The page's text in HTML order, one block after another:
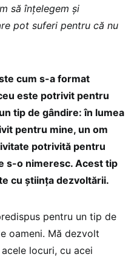
să înțelegem și
pot suferi pentru că nu
cum s-a format
este potrivit pentru
tip de gândire: în lumea
pentru mine, un om
potrivită pentru
s-o nimeresc. Acest tip
cu știința dezvoltării.
pentru un tip de
oameni. Mă dezvolt
locuri, cu acei